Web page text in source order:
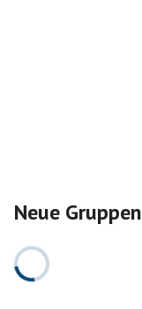
Neue Gruppen